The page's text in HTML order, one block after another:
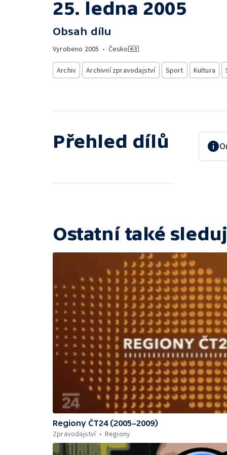
25. ledna 2005
Obsah dílu
Vyrobeno 2005 • Česko
Archiv Archivní zpravodajství Sport Kultura
Přehled dílů
Ostatní také
Regiony ČT24 (2005–2009)
Zpravodajství
Regiony